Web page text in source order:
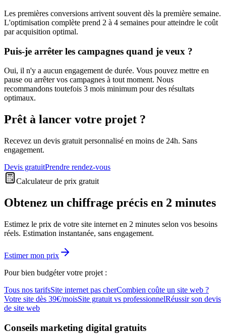
Les premières conversions arrivent souvent dès la première semaine.
L'optimisation complète prend 2 à 4 semaines pour atteindre le coût
par acquisition optimal.
Puis-je arrêter les campagnes quand je veux ?
Oui, il n'y a aucun engagement de durée. Vous pouvez mettre en
pause ou arrêter vos campagnes à tout moment. Nous
recommandons toutefois 3 mois minimum pour des résultats
optimaux.
Prêt à lancer votre projet ?
Recevez un devis gratuit personnalisé en moins de 24h. Sans
engagement.
Devis gratuitPrendre rendez-vous
Calculateur de prix gratuit
Obtenez un chiffrage précis en 2 minutes
Estimez le prix de votre site internet en 2 minutes selon vos besoins
réels. Estimation instantanée, sans engagement.
Estimer mon prix
Pour bien budgéter votre projet :
Tous nos tarifsSite internet pas cherCombien coûte un site web ?
Votre site dès 39€/moisSite gratuit vs professionnelRéussir son devis
de site web
Conseils marketing digital gratuits